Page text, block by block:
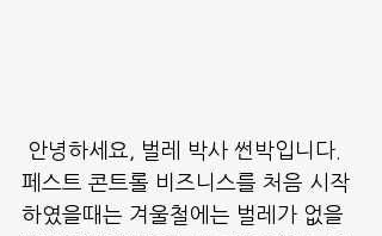
안녕하세요, 벌레 박사 썬박입니다.
페스트 콘트롤 비즈니스를 처음 시작
하였을때는 겨울철에는 벌레가 없을